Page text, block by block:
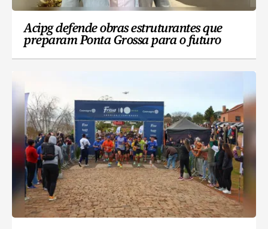
Acipg defende obras estruturantes que
preparam Ponta Grossa para o futuro